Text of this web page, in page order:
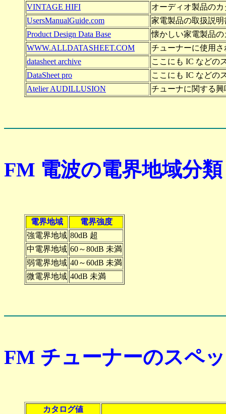
VINTAGE HIFI
オーディオ製品の
UsersManualGuide.com
家電製品の取扱説
Product Design Data Base
懐かしい家電製品
WWW.ALLDATASHEET.COM
チューナーに使用
datasheet archive
ここにも IC などの
DataSheet pro
ここにも IC などの
Atelier AUDILLUSION
チューナに関する
FM 電波の電界地域分類
電界地域
電界強度
強電界地域 80dB 超
中電界地域 60～80dB 未満
弱電界地域 40～60dB 未満
微電界地域 40dB 未満
FM チューナーのスペ
カタログ値